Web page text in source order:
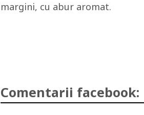
margini, cu abur aromat.
Comentarii facebook: